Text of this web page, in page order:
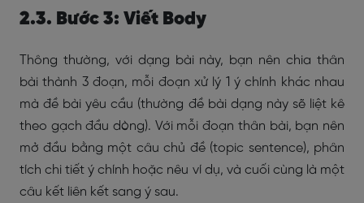
2.3. Bước 3: Viết Body
Thông thường, với dạng bài này, bạn nên chia thân
bài thành 3 đoạn, mỗi đoạn xử lý 1 ý chính khác nhau
mà đề bài yêu cầu (thường đề bài dạng này sẽ liệt kê
theo gạch đầu dòng). Với mỗi đoạn thân bài, bạn nên
mở đầu bằng một câu chủ đề (topic sentence), phân
tích chi tiết ý chính hoặc nêu ví dụ, và cuối cùng là một
câu kết liên kết sang ý sau.